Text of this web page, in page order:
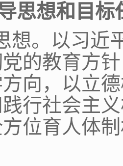
思想和目标
想。以习近
的教育方
向，以立
行社会主
位育人体